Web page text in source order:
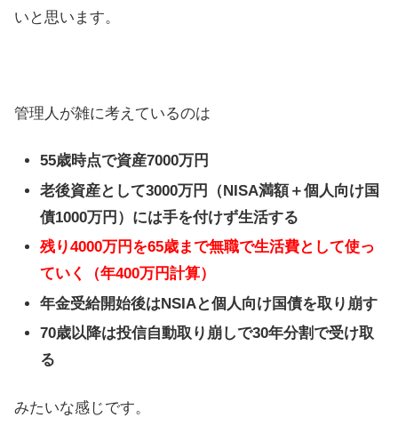
いと思います。
管理人が雑に考えているのは
55歳時点で資産7000万円
老後資産として3000万円（NISA満額＋個人向け国
債1000万円）には手を付けず生活する
残り4000万円を65歳まで無職で生活費として使っ
ていく（年400万円計算）
年金受給開始後はNSIAと個人向け国債を取り崩す
70歳以降は投信自動取り崩しで30年分割で受け取
る
みたいな感じです。